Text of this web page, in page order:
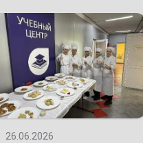
26.06.2026